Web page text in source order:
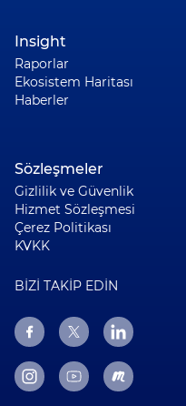
Insight
Raporlar
Ekosistem Haritası
Haberler
Sözleşmeler
Gizlilik ve Güvenlik
Hizmet Sözleşmesi
Çerez Politikası
KVKK
BİZİ TAKİP EDİN